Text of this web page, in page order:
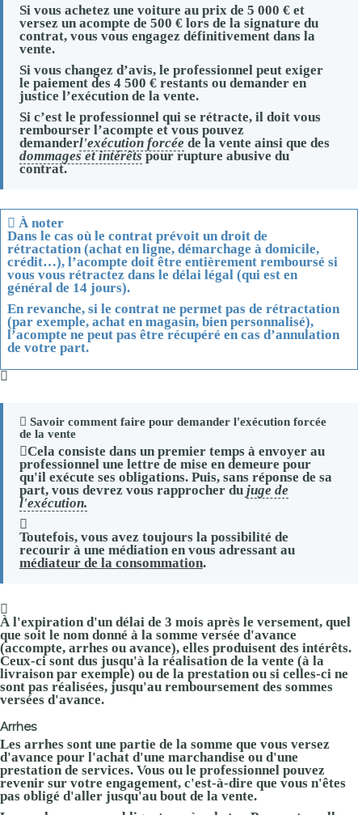
Si vous achetez une voiture au prix de 5 000 €et
versez un acompte de 500 €lors de la signature du
contrat, vous vous engagez définitivement dans la
vente.
Si vous changez d’avis, le professionnel peut exiger
le paiement des 4 500 €restants ou demander en
justice l’exécution de la vente.
Si c’est le professionnel qui se rétracte, il doit vous
rembourser l’acompte et vous pouvez
demanderl'exécution forcée de la vente ainsi que des
dommages et intérêtspour rupture abusive du
contrat.
À noter
Dans le cas où le contrat prévoit un droit de
rétractation (achat en ligne, démarchage à domicile,
crédit…), l’acompte doit êtreentièrement remboursé si
vous vous rétractez dans le délai légal (qui est en
général de 14 jours).
En revanche, si le contrat ne permet pas de rétractation
(par exemple, achat en magasin, bien personnalisé),
l’acompte ne peut pas être récupéré en cas d’annulation
de votre part.
Savoir comment faire pour demander l'exécution forcée
de la vente
Cela consiste dans un premier temps à envoyer au
professionnel une lettre de mise en demeure pour
qu'il exécute ses obligations. Puis, sans réponse de sa
part, vous devrez vous rapprocher du juge de
l'exécution.
Toutefois, vous avez toujours la possibilité de
recourir à une médiation en vous adressant au
médiateur de la consommation.
À l'expiration d'un délai de 3 mois après le versement, quel
que soit le nom donné à la somme versée d'avance
(accompte, arrhes ou avance), elles produisent des intérêts.
Ceux-ci sont dus jusqu'à la réalisation de la vente (à la
livraison par exemple) ou de la prestation ou si celles-ci ne
sont pas réalisées, jusqu'au remboursement des sommes
versées d'avance.
Arrhes
Les arrhes sont une partie de la somme que vous versez
d'avance pour l'achat d'une marchandise ou d'une
prestation de services. Vous ou le professionnel pouvez
revenir sur votre engagement, c'est-à-dire que vous n'êtes
pas obligé d'aller jusqu'au bout de la vente.